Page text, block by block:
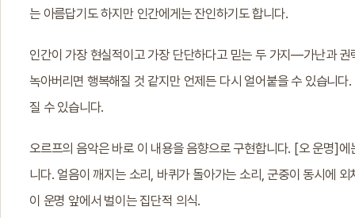
는 아름답기도 하지만 인간에게는 잔인하기도 합니다.
인간이 가장 현실적이고 가장 단단하다고 믿는 두 가지—가난과
녹아버리면 행복해질 것 같지만 언제든 다시 얼어붙을 수 있습니
질 수 있습니다.
오르프의 음악은 바로 이 내용을 음향으로 구현합니다. [오 운명]
니다. 얼음이 깨지는 소리, 바퀴가 돌아가는 소리, 군중이 동시에
이 운명 앞에서 벌이는 집단적 의식.